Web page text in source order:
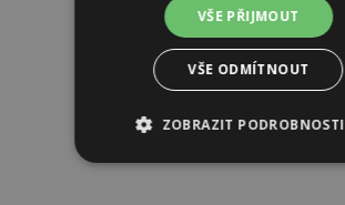
VŠE PŘIJMOUT
VŠE ODMÍTNOUT
ZOBRAZIT PODROBNOSTI